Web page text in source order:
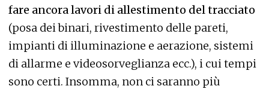
fare ancora lavori di allestimento del tracciato
(posa dei binari, rivestimento delle pareti,
impianti di illuminazione e aerazione, sistemi
di allarme e videosorveglianza ecc.), i cui tempi
sono certi. Insomma, non ci saranno più